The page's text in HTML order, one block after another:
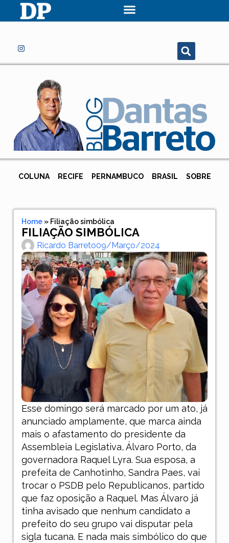
COLUNA RECIFE PERNAMBUCO BRASIL SOBRE
Home» Filiação simbólica
FILIAÇÃO SIMBÓLICA
Ricardo Barreto09/março/2024
Esse domingo será marcado por um ato, já
anunciado amplamente, que marca ainda
mais o afastamento do presidente da
Assembleia Legislativa, Álvaro Porto, da
governadora Raquel Lyra. Sua esposa, a
prefeita de Canhotinho, Sandra Paes, vai
trocar o PSDB pelo Republicanos, partido
que faz oposição a Raquel. Mas Álvaro já
tinha avisado que nenhum candidato a
prefeito do seu grupo vai disputar pela
sigla tucana. E nada mais simbólico do que